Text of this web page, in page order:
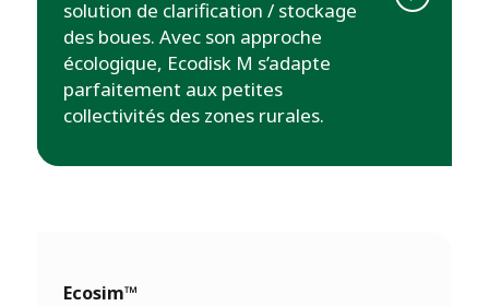
solution de clarification / stockage
des boues. Avec son approche
écologique, Ecodisk M s’adapte
parfaitement aux petites
collectivités des zones rurales.
Ecosim™